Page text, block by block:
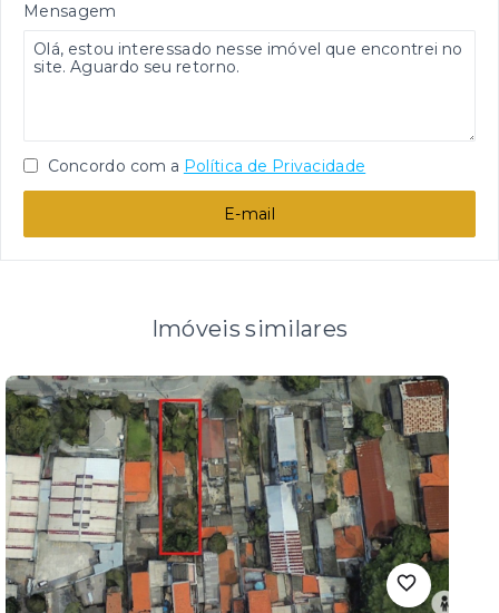
Mensagem
Concordo com a Política de Privacidade
E-mail
Imóveis similares